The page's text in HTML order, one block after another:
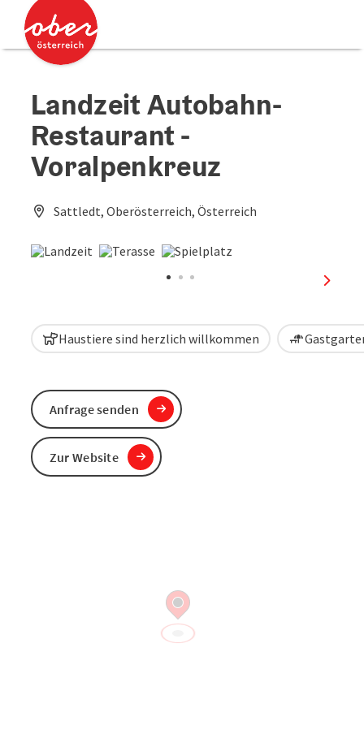
Zum Inhalt
Zum Seitenanfang
Landzeit Autobahn-
Restaurant -
Voralpenkreuz
Sattledt, Oberösterreich, Österreich
Haustiere sind herzlich willkommen
Anfrage senden
Zur Website